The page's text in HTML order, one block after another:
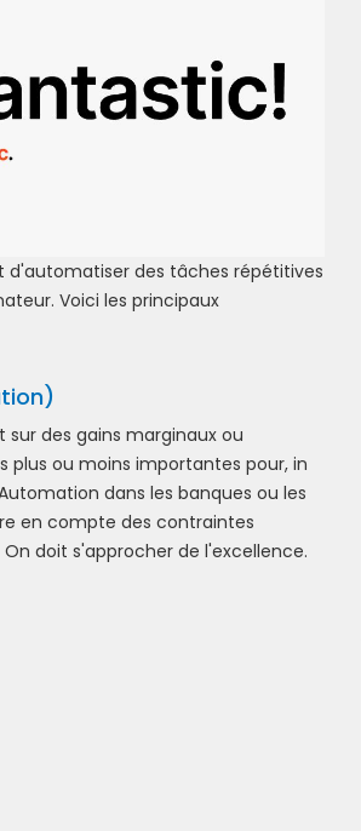
d'automatiser des tâches répétitives
Voici les principaux
des gains marginaux ou
plus ou moins importantes pour, in
dans les banques ou les
en compte des contraintes
doit s'approcher de l'excellence.